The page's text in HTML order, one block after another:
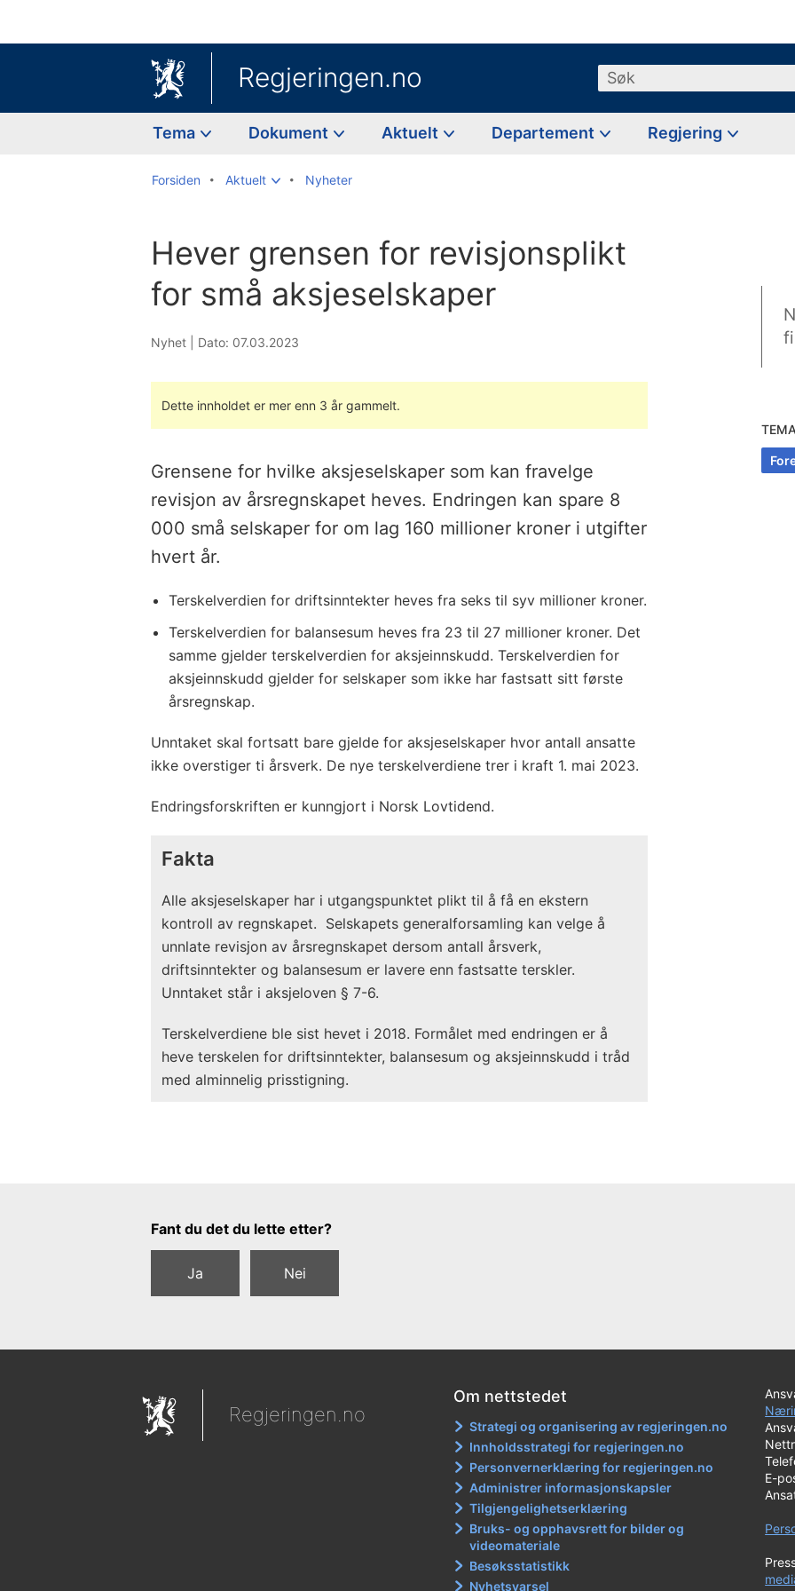
Regjeringen.no Søk
Tema Dokument Aktuelt Departement Regjering
Forsiden Aktuelt Nyheter
Hever grensen for revisjonsplikt
for små aksjeselskaper
Nyhet | Dato: 07.03.2023
Dette innholdet er mer enn 3 år gammelt.
Grensene for hvilke aksjeselskaper som kan fravelge
revisjon av årsregnskapet heves. Endringen kan spare 8
000 små selskaper for om lag 160 millioner kroner i utgifter
hvert år.
Terskelverdien for driftsinntekter heves fra seks til syv millioner kroner.
Terskelverdien for balansesum heves fra 23 til 27 millioner kroner. Det
samme gjelder terskelverdien for aksjeinnskudd. Terskelverdien for
aksjeinnskudd gjelder for selskaper som ikke har fastsatt sitt første
årsregnskap.
Unntaket skal fortsatt bare gjelde for aksjeselskaper hvor antall ansatte
ikke overstiger ti årsverk. De nye terskelverdiene trer i kraft 1. mai 2023.
Endringsforskriften er kunngjort i Norsk Lovtidend.
Fakta
Alle aksjeselskaper har i utgangspunktet plikt til å få en ekstern
kontroll av regnskapet. Selskapets generalforsamling kan velge å
unnlate revisjon av årsregnskapet dersom antall årsverk,
driftsinntekter og balansesum er lavere enn fastsatte terskler.
Unntaket står i aksjeloven § 7-6.
Terskelverdiene ble sist hevet i 2018. Formålet med endringen er å
heve terskelen for driftsinntekter, balansesum og aksjeinnskudd i tråd
med alminnelig prisstigning.
TEMA
Tilbakemeldingsskjema
Fant du det du lette etter?
Ja Nei
Regjeringen.no
Om nettstedet
Strategi og organisering av regjeringen.no
Innholdsstrategi for regjeringen.no
Personvernerklæring for regjeringen.no
Administrer informasjonskapsler
Tilgjengelighetserklæring
Bruks- og opphavsrett for bilder og
videomateriale
Besøksstatistikk
Nyhetsvarsel
E-